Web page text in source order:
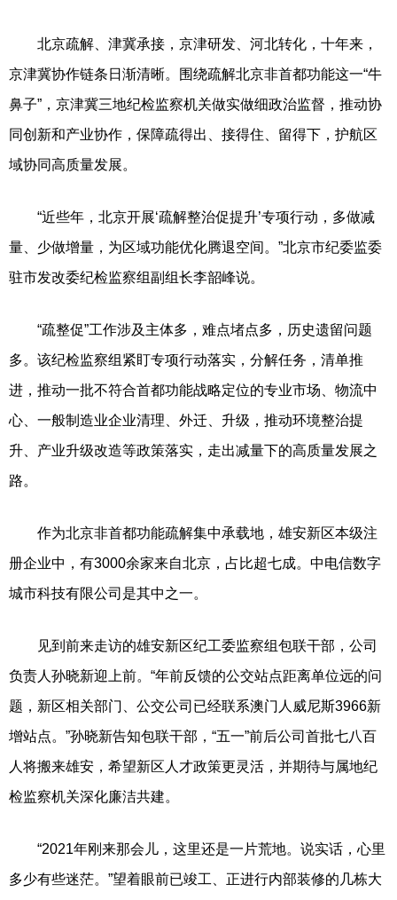
北京疏解、津冀承接，京津研发、河北转化，十年来，
京津冀协作链条日渐清晰。围绕疏解北京非首都功能这一“牛
鼻子”，京津冀三地纪检监察机关做实做细政治监督，推动协
同创新和产业协作，保障疏得出、接得住、留得下，护航区
域协同高质量发展。
“近些年，北京开展‘疏解整治促提升’专项行动，多做减
量、少做增量，为区域功能优化腾退空间。”北京市纪委监委
驻市发改委纪检监察组副组长李韶峰说。
“疏整促”工作涉及主体多，难点堵点多，历史遗留问题
多。该纪检监察组紧盯专项行动落实，分解任务，清单推
进，推动一批不符合首都功能战略定位的专业市场、物流中
心、一般制造业企业清理、外迁、升级，推动环境整治提
升、产业升级改造等政策落实，走出减量下的高质量发展之
路。
作为北京非首都功能疏解集中承载地，雄安新区本级注
册企业中，有3000余家来自北京，占比超七成。中电信数字
城市科技有限公司是其中之一。
见到前来走访的雄安新区纪工委监察组包联干部，公司
负责人孙晓新迎上前。“年前反馈的公交站点距离单位远的问
题，新区相关部门、公交公司已经联系澳门人威尼斯3966新
增站点。”孙晓新告知包联干部，“五一”前后公司首批七八百
人将搬来雄安，希望新区人才政策更灵活，并期待与属地纪
检监察机关深化廉洁共建。
“2021年刚来那会儿，这里还是一片荒地。说实话，心里
多少有些迷茫。”望着眼前已竣工、正进行内部装修的几栋大